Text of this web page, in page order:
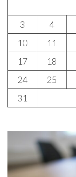
3
4
10
11
17
18
24
25
31